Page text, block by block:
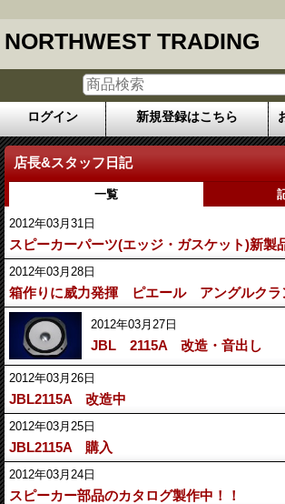
NORTHWEST TRADING
ログイン 新規登録はこちら
店長&スタッフ日記
一覧
2012年03月31日
スピーカーパーツ(エッジ・ガスケット)新
2012年03月28日
箱作りに威力発揮 ピエール アングルク
2012年03月27日
JBL 2115A 改造・音出し
2012年03月26日
JBL2115A 改造中
2012年03月25日
JBL2115A 購入
2012年03月24日
スピーカー部品のカタログ製作中！！